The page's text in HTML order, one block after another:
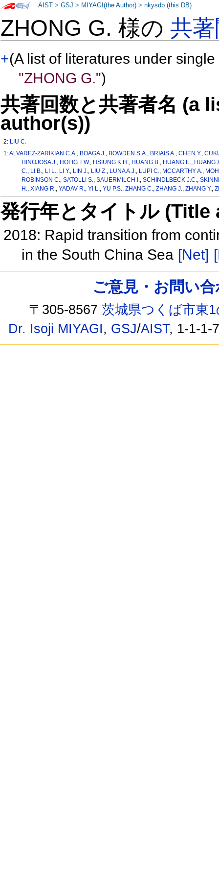
ZHONG G. 様の共
+(A list of literatures under
"ZHONG G.")
共著回数と共著者名 (a
author(s))
2: LIU C.
1:ALVAREZ-ZARIKIAN C.A., BOAGA J., BOWDEN S.A., BRIAIS A.,CHEN Y.,
HINOJOSA J., HOFIG T.W., HSIUNG K.H., HUANG B., HUANG E., HUANG
C., LI B., LI L., LI Y., LIN J., LIU Z., LUNA A.J., LUPI C., MCCARTHY A.,
ROBINSON C., SATOLLI S., SAUERMILCH I., SCHINDLBECK J.C.,
H., XIANG R., YADAV R., YI L., YU P.S., ZHANG C., ZHANG J., ZHANG Y.,
発行年とタイトル
2018: Rapid transition from
in the South China Sea [Net]
AIST >GSJ > MIYAGI(the Author) >nkysdb (this DB)
ご意見・お問い
〒305-8567茨城県つくば市東
Dr. Isoji MIYAGI, GSJ/AIST, 1-1-1-